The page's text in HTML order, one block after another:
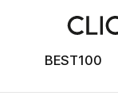
BEST100